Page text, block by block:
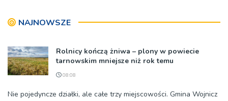
NAJNOWSZE
Rolnicy kończą żniwa – plony w powiecie
tarnowskim mniejsze niż rok temu
08:08
Nie pojedyncze działki, ale całe trzy miejscowości. Gmina Wojnicz